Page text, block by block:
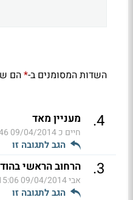
השדות המסומנים ב-*הם
4
. מעניין מאד
חיים כ09/04/2014 17:46
הגב לתגובה זו
3
. הרחוב הראשי
אבי09/04/2014 15:06
הגב לתגובה זו